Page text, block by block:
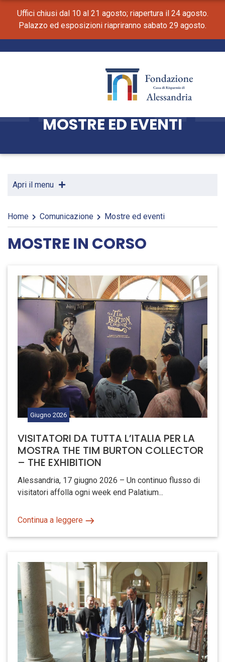
Uffici chiusi dal 10 al 21 agosto; riapertura il 24 agosto.
Palazzo ed esposizioni riapriranno sabato 29 agosto.
MOSTRE ED EVENTI
Apri il menu
Home Comunicazione Mostre ed eventi
MOSTRE IN CORSO
Giugno 2026
VISITATORI DA TUTTA L’ITALIA PER LA
MOSTRA THE TIM BURTON COLLECTOR
– THE EXHIBITION
Alessandria, 17 giugno 2026 – Un continuo flusso di
visitatori affolla ogni week end Palatium...
Continua a leggere